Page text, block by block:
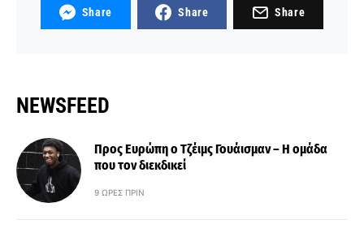
Share Share Share
NEWSFEED
Προς Ευρώπη ο Τζέιμς Γουάισμαν – Η ομάδα
που τον διεκδικεί
9 ΏΡΕΣ ΠΡΙΝ